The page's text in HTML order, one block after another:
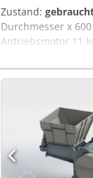
Zustand:
Durchmesser x
Antriebsmotor 11